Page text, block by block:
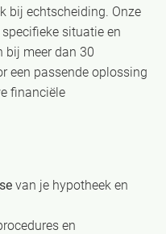
bij echtscheiding. Onze
situatie en
bij meer dan 30
een passende oplossing
financiële
van je hypotheek en
en